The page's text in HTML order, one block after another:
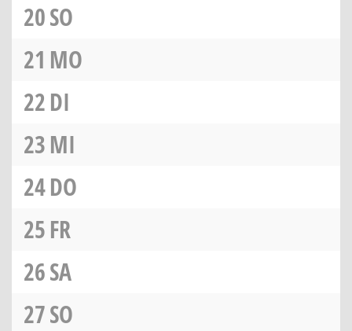
20SO
21 MO
22DI
23MI
24DO
25FR
26SA
27SO